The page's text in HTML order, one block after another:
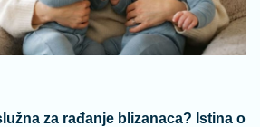
za rađanje blizanaca? Istina o